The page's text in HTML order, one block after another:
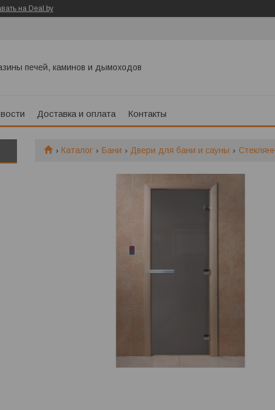
на Deal.by
печей, каминов и дымоходов
Доставка и оплата Контакты
Каталог Бани Двери для бани и сауны